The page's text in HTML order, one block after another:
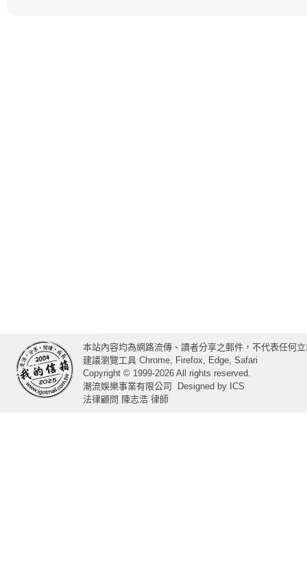
本站內容均為網路流傳、讀者分享之郵件，不代表任何
建議瀏覽工具 Chrome, Firefox, Edge, Safari
Copyright © 1999-2026 All rights reserved.
潮流娛樂事業有限公司
Designed by ICS
法律顧問 陳志浩 律師